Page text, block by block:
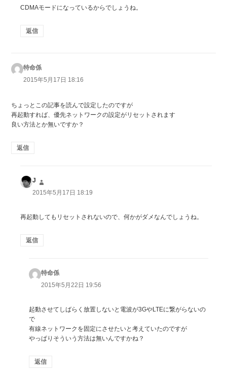
CDMAモードになっているからでしょうね。
返信
特命係よ
り:
2015年5月17日 18:16
ちょっとこの記事を読んで設定したのですが
再起動すれば、優先ネットワークの設定がリセットされます
良い方法とか無いですか？
返信
J
り:
2015年5月17日 18:19
再起動してもリセットされないので、何かがダメなんでしょうね。
返信
特命係よ
り:
2015年5月22日 19:56
起動させてしばらく放置しないと電波が3GやLTEに繋がらないの
で
有線ネットワークを固定にさせたいと考えていたのですが
やっぱりそういう方法は無いんですかね？
返信